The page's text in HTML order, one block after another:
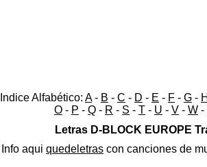
Indice Alfabético: A- B - C - D - E - F - G - H
O - P - Q - R - S - T - U - V - W -
Letras D-BLOCK EUROPE
Info aqui quedeletras con canciones de